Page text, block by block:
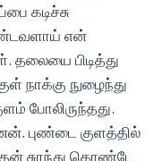
கடிச்சு
என்
தலையை பிடித்து
நாக்கு நுழைந்து
போலிருந்தது.
புண்டை குளத்தில்
சுரந்து கொண்டே